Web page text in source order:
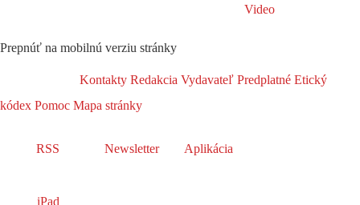
Video
Prepnúť na mobilnú verziu stránky
Kontakty Redakcia Vydavateľ Predplatné Etický
kódex Pomoc Mapa stránky
RSS Newsletter Aplikácia
iPad